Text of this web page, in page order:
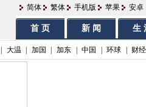
简体 繁体 手机版 苹果 安卓
首 页 新 闻 生
大温 加国 加东 中国 环球 财经